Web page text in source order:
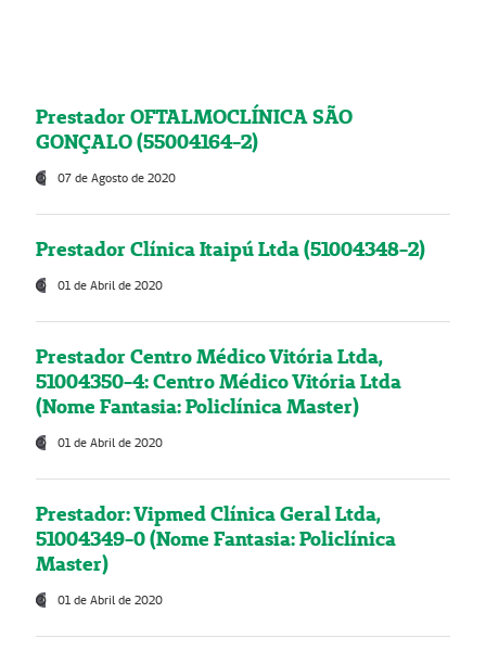
Prestador OFTALMOCLÍNICA SÃO
GONÇALO (55004164-2)
07 de Agosto de 2020
Prestador Clínica Itaipú Ltda (51004348-2)
01 de Abril de 2020
Prestador Centro Médico Vitória Ltda,
51004350-4: Centro Médico Vitória Ltda
(Nome Fantasia: Policlínica Master)
01 de Abril de 2020
Prestador: Vipmed Clínica Geral Ltda,
51004349-0 (Nome Fantasia: Policlínica
Master)
01 de Abril de 2020